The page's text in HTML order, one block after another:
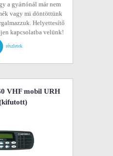
a gyártónál már nem
vagy mi döntöttünk
Helyettesítő
kapcsolatba velünk!
részletek
VHF mobil URH